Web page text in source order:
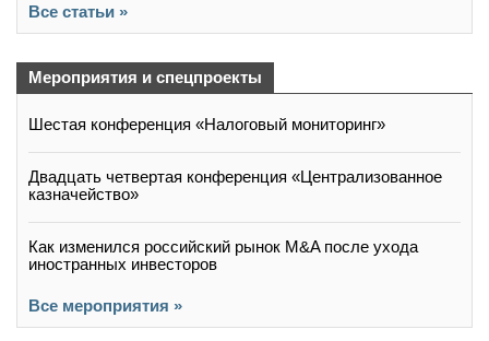
Все статьи »
Мероприятия и спецпроекты
Шестая конференция «Налоговый мониторинг»
Двадцать четвертая конференция «Централизованное
казначейство»
Как изменился российский рынок M&A после ухода
иностранных инвесторов
Все мероприятия »